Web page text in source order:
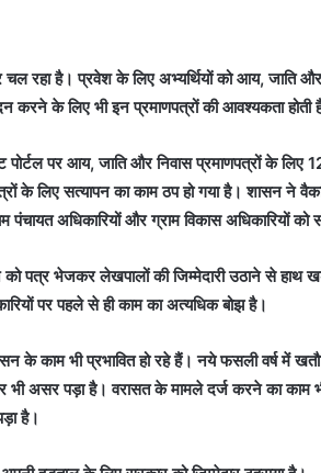
चल रहा है। प्रवेश के लिए अभ्यर्थियों को आय, जाति
करने के लिए भी इन प्रमाणपत्रों की आवश्यकता होती
पोर्टल पर आय, जाति और निवास प्रमाणपत्रों के
के लिए सत्यापन का काम ठप हो गया है। शासन ने
पंचायत अधिकारियों और ग्राम विकास अधिकारियों को
पत्र भेजकर लेखपालों की जिम्मेदारी उठाने से हाथ
पर पहले से ही काम का अत्यधिक बोझ है।
काम भी प्रभावित हो रहे हैं। नये फसली वर्ष में
भी असर पड़ा है। वरासत के मामले दर्ज करने का काम
है।